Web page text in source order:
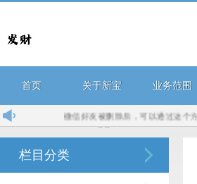
首页 关于新宝
GG
业务范围
微信好友被删除后，可以通过这个方法找回...
栏目分类